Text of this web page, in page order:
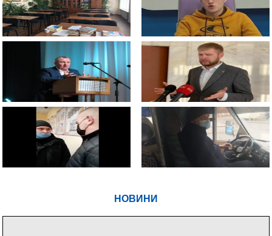
НОВИНИ